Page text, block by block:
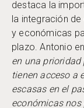
destaca la
la integración
y económicas
plazo. Antonio
en una
tienen acceso a
escasas en el
económicas nos